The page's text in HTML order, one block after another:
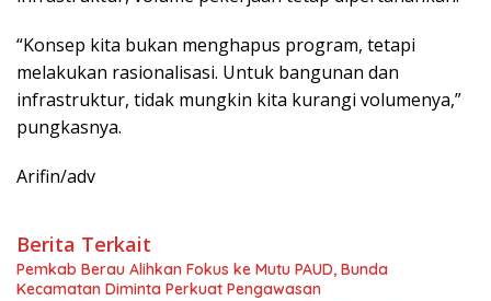
“Konsep kita bukan menghapus program, tetapi
melakukan rasionalisasi. Untuk bangunan dan
infrastruktur, tidak mungkin kita kurangi volumenya,”
pungkasnya.
Arifin/adv
Berita Terkait
Pemkab Berau Alihkan Fokus ke Mutu PAUD, Bunda
Kecamatan Diminta Perkuat Pengawasan